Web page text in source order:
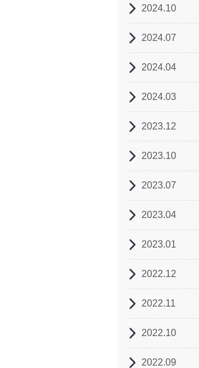
2024.10
2024.07
2024.04
2024.03
2023.12
2023.10
2023.07
2023.04
2023.01
2022.12
2022.11
2022.10
2022.09